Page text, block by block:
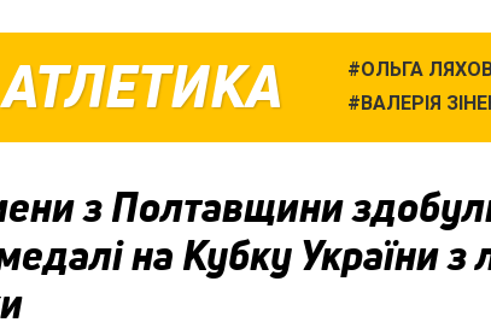
ОЛЬГА
ВАЛЕРІЯ
з Полтавщини
на Кубку України з